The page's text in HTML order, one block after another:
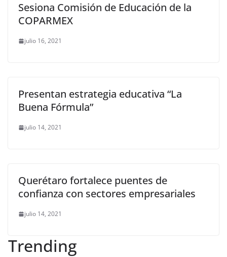
Sesiona Comisión de Educación de la
COPARMEX
julio 16, 2021
Presentan estrategia educativa “La
Buena Fórmula”
julio 14, 2021
Querétaro fortalece puentes de
confianza con sectores empresariales
julio 14, 2021
Trending